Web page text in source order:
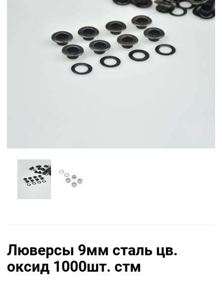
Люверсы 9мм сталь цв.
оксид 1000шт. стм